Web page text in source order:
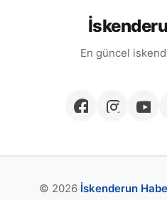
En güncel
© 2026 İskenderun